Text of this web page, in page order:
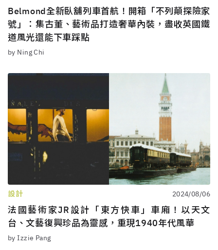
Belmond全新臥舖列車首航！開箱「不列顛探險家
號」：集古董、藝術品打造奢華內裝，盡收英國鐵
道風光還能下車踩點
by Ning Chi
設計 2024/08/06
法國藝術家JR設計「東方快車」車廂！以天文
台、文藝復興珍品為靈感，重現1940年代風華
by Izzie Pang